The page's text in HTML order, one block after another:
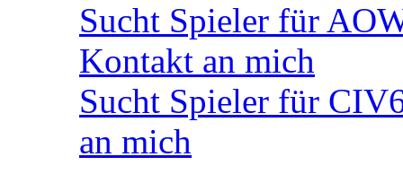
Sucht Spieler für
Kontakt an mich
Sucht Spieler für
an mich